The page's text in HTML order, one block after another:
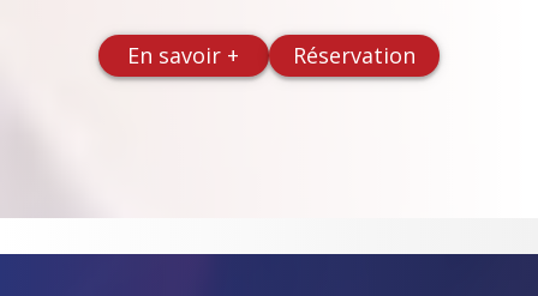
En savoir + Réservation